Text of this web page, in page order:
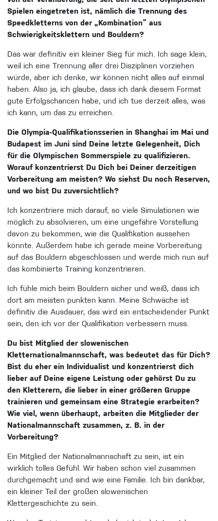
Spielen eingetreten ist, nämlich die Trennung des
Speedkletterns von der „Kombination“ aus
Schwierigkeitsklettern und Bouldern?
Das war definitiv ein kleiner Sieg für mich. Ich sage klein,
weil ich eine Trennung aller drei Disziplinen vorziehen
würde, aber ich denke, wir können nicht alles auf einmal
haben. Also ja, ich glaube, dass ich dank diesem Format
gute Erfolgschancen habe, und ich tue derzeit alles, was
ich kann, um das zu erreichen.
Die Olympia-Qualifikationsserien in Shanghai im Mai und
Budapest im Juni sind Deine letzte Gelegenheit, Dich
für die Olympischen Sommerspiele zu qualifizieren.
Worauf konzentrierst Du Dich bei Deiner derzeitigen
Vorbereitung am meisten? Wo siehst Du noch Reserven,
und wo bist Du zuversichtlich?
Ich konzentriere mich darauf, so viele Simulationen wie
möglich zu absolvieren, um eine ungefähre Vorstellung
davon zu bekommen, wie die Qualifikation aussehen
könnte. Außerdem habe ich gerade meine Vorbereitung
auf das Bouldern abgeschlossen und werde mich nun auf
das kombinierte Training konzentrieren.
Ich fühle mich beim Bouldern sicher und weiß, dass ich
dort am meisten punkten kann. Meine Schwäche ist
definitiv die Ausdauer, das wird ein entscheidender Punkt
sein, den ich vor der Qualifikation verbessern muss.
Du bist Mitglied der slowenischen
Kletternationalmannschaft, was bedeutet das für Dich?
Bist du eher ein Individualist und konzentrierst dich
lieber auf Deine eigene Leistung oder gehörst Du zu
den Kletterern, die lieber in einer größeren Gruppe
trainieren und gemeinsam eine Strategie erarbeiten?
Wie viel, wenn überhaupt, arbeiten die Mitglieder der
Nationalmannschaft zusammen, z. B. in der
Vorbereitung?
Ein Mitglied der Nationalmannschaft zu sein, ist ein
wirklich tolles Gefühl. Wir haben schon viel zusammen
durchgemacht und sind wie eine Familie. Ich bin dankbar,
ein kleiner Teil der großen slowenischen
Klettergeschichte zu sein.